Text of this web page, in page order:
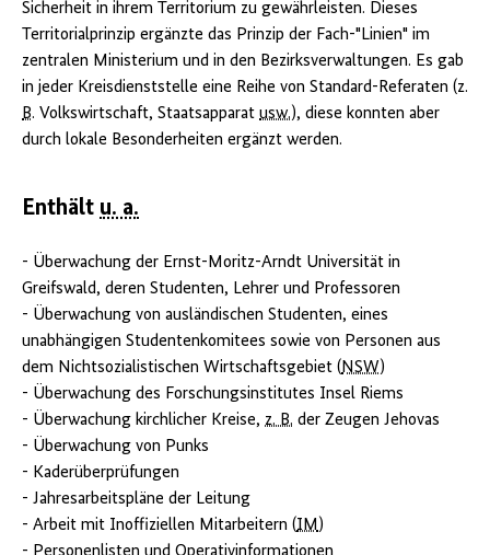
Sicherheit in ihrem Territorium zu gewährleisten. Dieses
Territorialprinzip ergänzte das Prinzip der Fach-"Linien" im
zentralen Ministerium und in den Bezirksverwaltungen. Es gab
in jeder Kreisdienststelle eine Reihe von Standard-Referaten (z.
B. Volkswirtschaft, Staatsapparat usw.), diese konnten aber
durch lokale Besonderheiten ergänzt werden.
Enthält u. a.
- Überwachung der Ernst-Moritz-Arndt Universität in
Greifswald, deren Studenten, Lehrer und Professoren
- Überwachung von ausländischen Studenten, eines
unabhängigen Studentenkomitees sowie von Personen aus
dem Nichtsozialistischen Wirtschaftsgebiet ( NSW)
- Überwachung des Forschungsinstitutes Insel Riems
- Überwachung kirchlicher Kreise, z. B. der Zeugen Jehovas
- Überwachung von Punks
- Kaderüberprüfungen
- Jahresarbeitspläne der Leitung
- Arbeit mit Inoffiziellen Mitarbeitern (IM )